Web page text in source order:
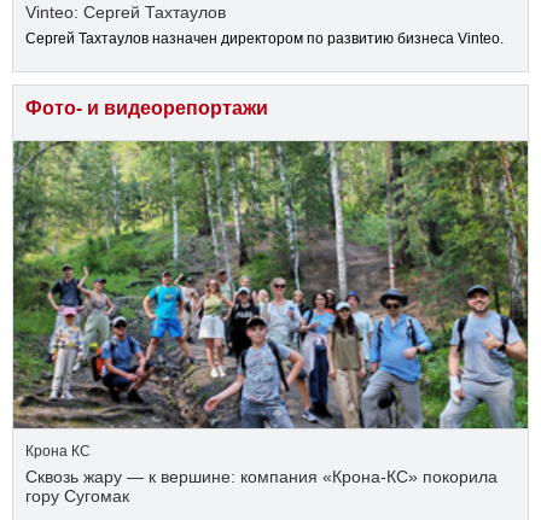
Vinteo: Сергей Тахтаулов
Сергей Тахтаулов назначен директором по развитию бизнеса Vinteo.
Фото- и видеорепортажи
Крона КС
Сквозь жару — к вершине: компания «Крона‑КС» покорила
гору Сугомак